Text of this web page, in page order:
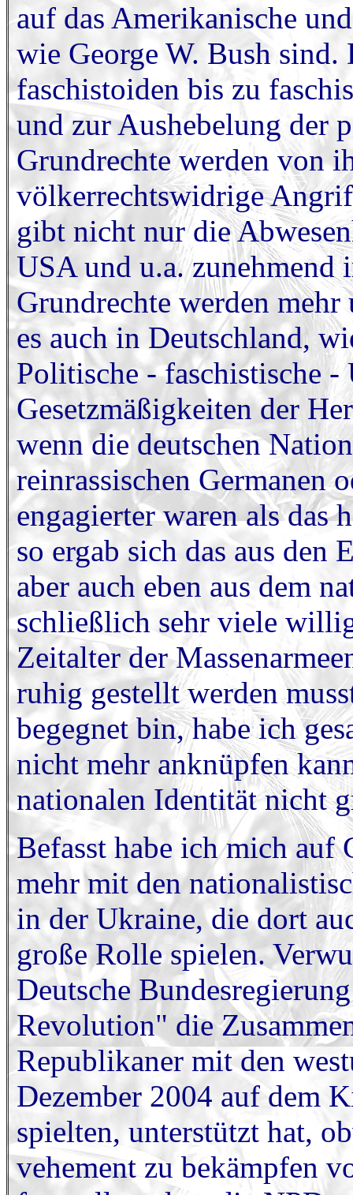
auf das Amerikanische
wie George W. Bush sind.
faschistoiden bis zu
und zur Aushebelung der
Grundrechte werden von
völkerrechtswidrige
gibt nicht nur die
USA und u.a.
Grundrechte werden
es auch in Deutschland,
Politische - faschistische
Gesetzmäßigkeiten der
wenn die deutschen
reinrassischen Germanen
engagierter waren als das
so ergab sich das aus den
aber auch eben aus dem
schließlich sehr viele
Zeitalter der
ruhig gestellt werden
begegnet bin, habe ich
nicht mehr anknüpfen
nationalen Identität nicht
Befasst habe ich mich auf
mehr mit den
in der Ukraine, die dort
große Rolle spielen.
Deutsche
Revolution" die
Republikaner mit den
Dezember 2004 auf dem
spielten, unterstützt hat,
vehement zu bekämpfen